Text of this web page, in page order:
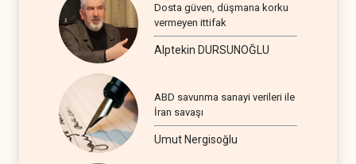
Dosta güven, düşmana korku
vermeyen ittifak
Alptekin DURSUNOĞLU
ABD savunma sanayi verileri ile
İran savaşı
Umut Nergisoğlu